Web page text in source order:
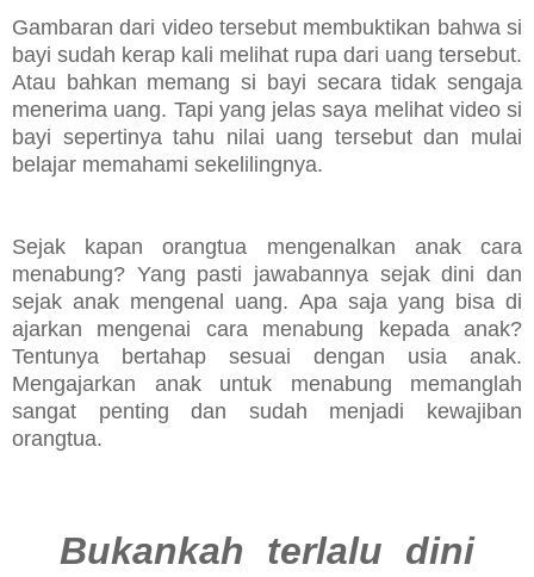
Gambaran dari video tersebut membuktikan bahwa si
bayi sudah kerap kali melihat rupa dari uang tersebut.
Atau bahkan memang si bayi secara tidak sengaja
menerima uang. Tapi yang jelas saya melihat video si
bayi sepertinya tahu nilai uang tersebut dan mulai
belajar memahami sekelilingnya.
Sejak kapan orangtua mengenalkan anak cara
menabung? Yang pasti jawabannya sejak dini dan
sejak anak mengenal uang. Apa saja yang bisa di
ajarkan mengenai cara menabung kepada anak?
Tentunya bertahap sesuai dengan usia anak.
Mengajarkan anak untuk menabung memanglah
sangat penting dan sudah menjadi kewajiban
orangtua.
Bukankah terlalu dini